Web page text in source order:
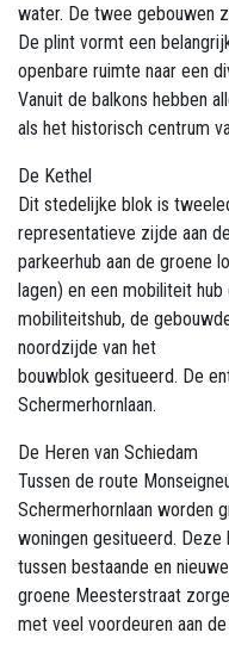
water. De twee gebouwen
De plint vormt een
openbare ruimte naar een
Vanuit de balkons hebben
als het historisch centrum
De Kethel
Dit stedelijke blok is
representatieve zijde aan
parkeerhub aan de groene
lagen) en een mobiliteit
mobiliteitshub, de
noordzijde van het
bouwblok gesitueerd. De
Schermerhornlaan.
De Heren van Schiedam
Tussen de route
Schermerhornlaan worden
woningen gesitueerd. Deze
tussen bestaande en
groene Meesterstraat
met veel voordeuren aan